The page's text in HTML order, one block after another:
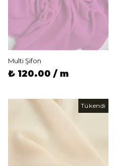
Multi Şifon
₺ 120.00 / m
Tükendi